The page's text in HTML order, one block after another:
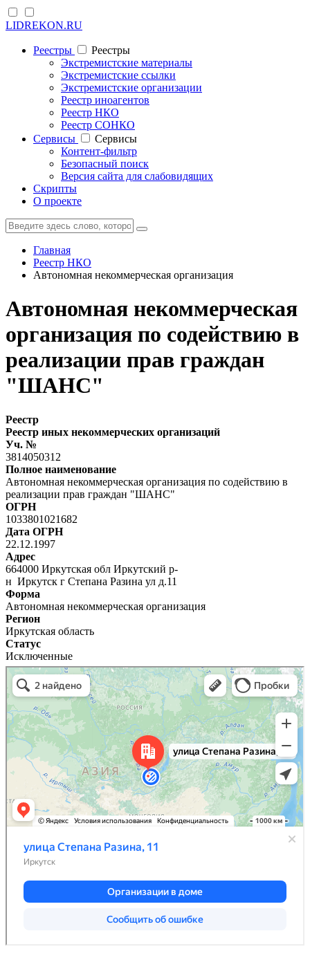
LIDREKON.RU
Реестры
Реестры
Экстремистские материалы
Экстремистские ссылки
Экстремистские организации
Реестр иноагентов
Реестр НКО
Реестр СОНКО
Cервисы
Cервисы
Контент-фильтр
Безопасный поиск
Версия сайта для слабовидящих
Скрипты
О проекте
Главная
Реестр НКО
Автономная некоммерческая организация
Автономная некоммерческая
организация по содействию в
реализации прав граждан
"ШАНС"
Реестр
Реестр иных некоммерческих организаций
Уч. №
3814050312
Полное наименование
Автономная некоммерческая организация по содействию в
реализации прав граждан "ШАНС"
ОГРН
1033801021682
Дата ОГРН
22.12.1997
Адрес
664000 Иркутская обл Иркутский р-
н Иркутск г Степана Разина ул д.11
Форма
Автономная некоммерческая организация
Регион
Иркутская область
Статус
Исключенные